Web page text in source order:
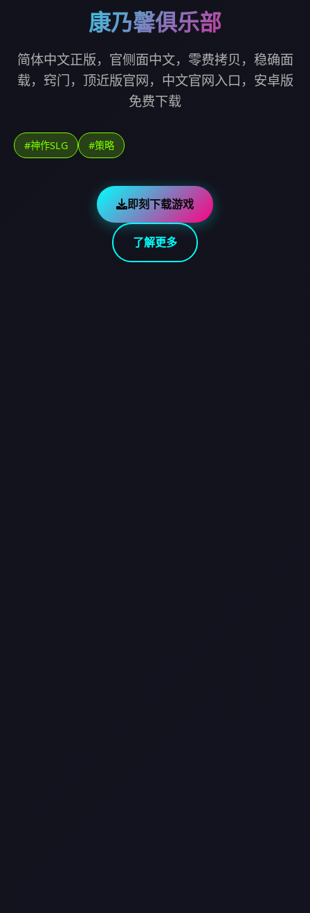
康乃馨俱乐部
简体中文正版，官侧面中文，零费拷贝，稳确面
载，窍门，顶近版官网，中文官网入口，安卓版
免费下载
#神作SLG #策略
即刻下载游戏
了解更多